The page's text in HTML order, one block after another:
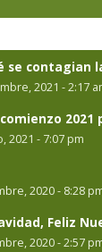
se contagian
2021 - 2:17
2021 - 7:07 pm
2020 - 8:28
Feliz
2020 - 2:57